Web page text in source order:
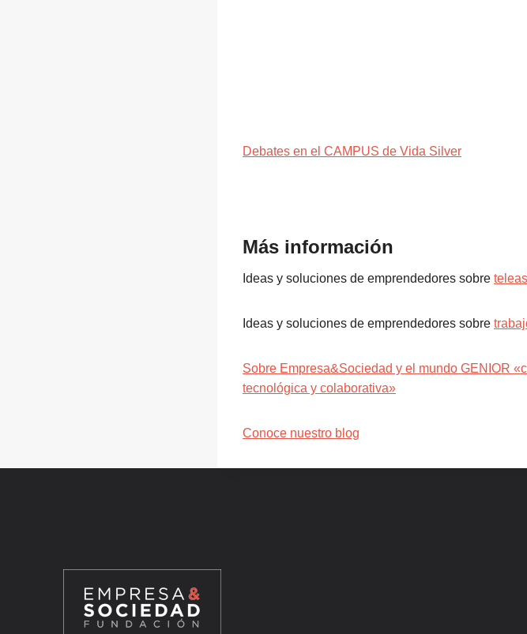
Debates en el CAMPUS de Vida Silver
Más información
Ideas y soluciones de emprendedores sobre
Ideas y soluciones de emprendedores sobre
Sobre Empresa&Sociedad y el mundo GENIOR
tecnológica y colaborativa»
Conoce nuestro blog